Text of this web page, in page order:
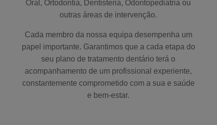
Oral, Ortodontia, Dentisteria, Odontopediatria ou
outras áreas de intervenção.
Cada membro da nossa equipa desempenha um
papel importante. Garantimos que a cada etapa do
seu plano de tratamento dentário terá o
acompanhamento de um profissional experiente,
constantemente comprometido com a sua e saúde
e bem-estar.